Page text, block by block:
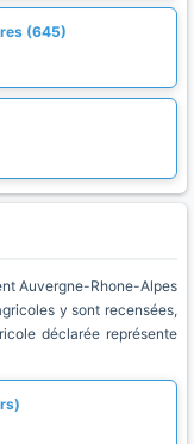
(645)
Auvergne-Rhone-Alpes
y sont recensées,
déclarée représente